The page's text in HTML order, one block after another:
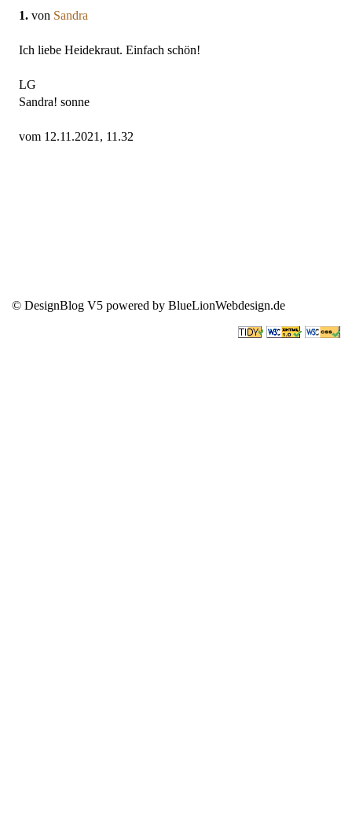
1. von Sandra
Ich liebe Heidekraut. Einfach schön!
LG
Sandra! sonne
vom 12.11.2021, 11.32
© DesignBlog V5 powered by BlueLionWebdesign.de